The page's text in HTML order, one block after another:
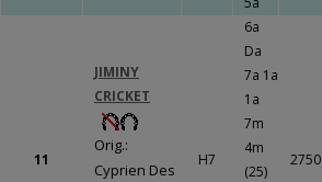
Un travail
gigantesque qui
va porter ses
LE BOURG
Fermer
11
JIMINY
CRICKET
Orig.:
Cyprien Des
H7
6a
Da
7a 1a
1a
7m
4m
(25)
2750